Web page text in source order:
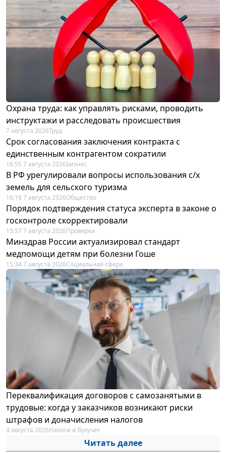
Охрана труда: как управлять рисками, проводить
инструктажи и расследовать происшествия
7 августа 2026Труд
Срок согласования заключения контракта с
единственным контрагентом сократили
16:55 7 августа 2026Бизнес
В РФ урегулировали вопросы использования с/х
земель для сельского туризма
16:18 7 августа 2026Общество
Порядок подтверждения статуса эксперта в законе о
госконтроле скорректировали
15:57 7 августа 2026Проверки
Минздрав России актуализировал стандарт
медпомощи детям при болезни Гоше
15:34 7 августа 2026Социальная сфера
Переквалификация договоров с самозанятыми в
трудовые: когда у заказчиков возникают риски
штрафов и доначисления налогов
4 августа 2026Налоги и бухучет
Читать далее